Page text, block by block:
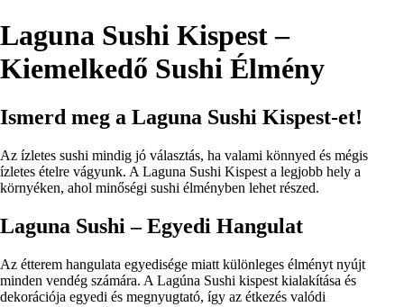
Laguna Sushi Kispest –
Kiemelkedő Sushi Élmény
Ismerd meg a Laguna Sushi Kispest-et!
Az ízletes sushi mindig jó választás, ha valami könnyed és mégis
ízletes ételre vágyunk. A Laguna Sushi Kispest a legjobb hely a
környéken, ahol minőségi sushi élményben lehet részed.
Laguna Sushi – Egyedi Hangulat
Az étterem hangulata egyedisége miatt különleges élményt nyújt
minden vendég számára. A Lagúna Sushi kispest kialakítása és
dekorációja egyedi és megnyugtató, így az étkezés valódi